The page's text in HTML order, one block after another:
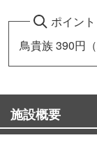
ポイント
鳥貴族 390円
施設概要